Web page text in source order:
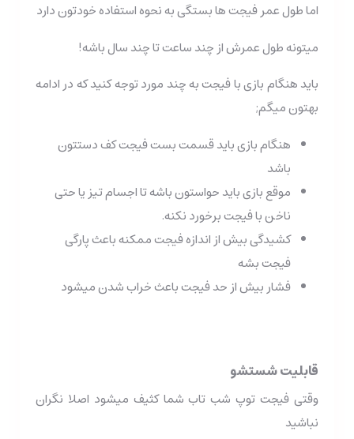
اما طول عمر فیجت ها بستگی به نحوه استفاده خودتون دارد
میتونه طول عمرش از چند ساعت تا چند سال باشه!
باید هنگام بازی با فیجت به چند مورد توجه کنید که در ادامه
بهتون میگم;
هنگام بازی باید قسمت بست فیجت کف دستتون
باشد
موقع بازی باید حواستون باشه تا اجسام تیز یا حتی
ناخن با فیجت برخورد نکنه.
کشیدگی بیش از اندازه فیجت ممکنه باعث پارگی
فیجت بشه
فشار بیش از حد فیجت باعث خراب شدن میشود
قابلیت شستشو
وقتی فیجت توپ شب تاب شما کثیف میشود اصلا نگران
نباشید